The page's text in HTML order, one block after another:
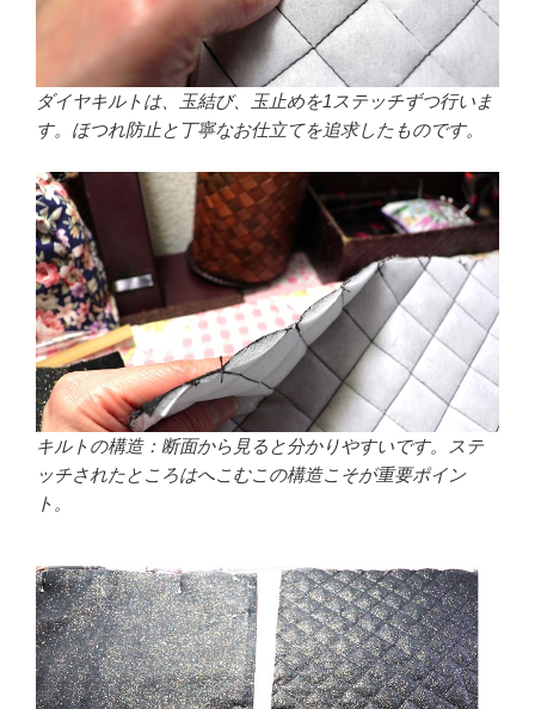
ダイヤキルトは、玉結び、玉止めを1ステッチずつ行いま
す。ほつれ防止と丁寧なお仕立てを追求したものです。
キルトの構造：断面から見ると分かりやすいです。ステ
ッチされたところはへこむこの構造こそが重要ポイン
ト。